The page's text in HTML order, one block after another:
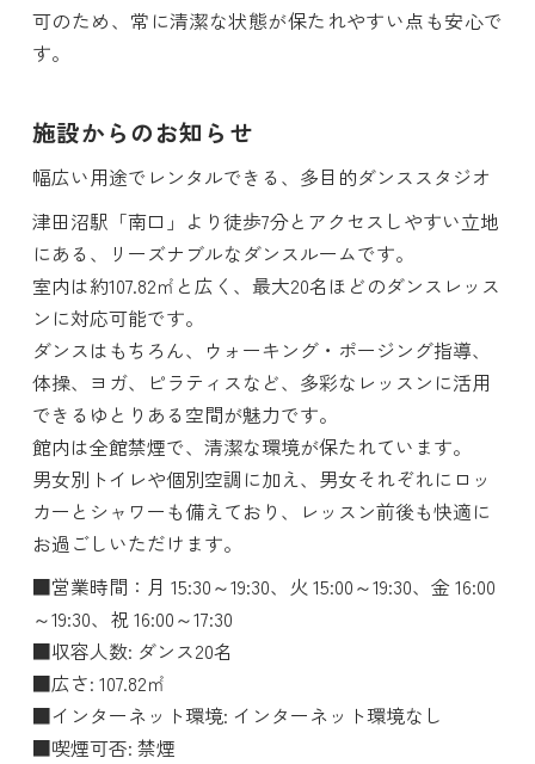
可のため、常に清潔な状態が保たれやすい点も安心で
す。
施設からのお知らせ
幅広い用途でレンタルできる、多目的ダンススタジオ
津田沼駅「南口」より徒歩7分とアクセスしやすい立地
にある、リーズナブルなダンスルームです。
室内は約107.82㎡と広く、最大20名ほどのダンスレッス
ンに対応可能です。
ダンスはもちろん、ウォーキング・ポージング指導、
体操、ヨガ、ピラティスなど、多彩なレッスンに活用
できるゆとりある空間が魅力です。
館内は全館禁煙で、清潔な環境が保たれています。
男女別トイレや個別空調に加え、男女それぞれにロッ
カーとシャワーも備えており、レッスン前後も快適に
お過ごしいただけます。
■営業時間：月 15:30～19:30、火 15:00～19:30、金 16:00
～19:30、祝 16:00～17:30
■収容人数: ダンス20名
■広さ: 107.82㎡
■インターネット環境: インターネット環境なし
■喫煙可否: 禁煙